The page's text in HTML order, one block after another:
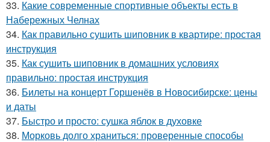
33. Какие современные спортивные объекты есть в
Набережных Челнах
34. Как правильно сушить шиповник в квартире: простая
инструкция
35. Как сушить шиповник в домашних условиях
правильно: простая инструкция
36. Билеты на концерт Горшенёв в Новосибирске: цены
и даты
37. Быстро и просто: сушка яблок в духовке
38. Морковь долго храниться: проверенные способы